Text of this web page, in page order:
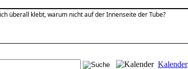
überall klebt, warum nicht auf der Innenseite der Tube?
Kalender